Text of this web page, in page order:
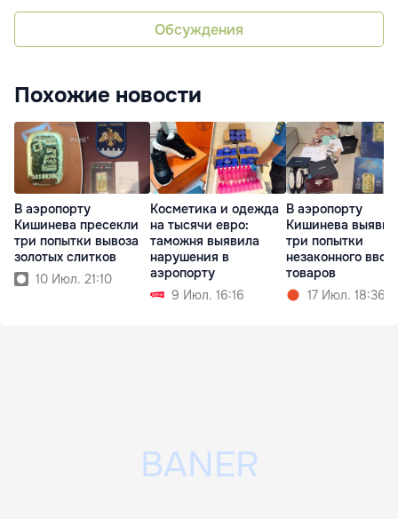
Обсуждения
Похожие новости
В аэропорту
Кишинева пресекли
три попытки вывоза
золотых слитков
10 Июл. 21:10
Косметика и одежда
на тысячи евро:
таможня выявила
нарушения в
аэропорту
9 Июл. 16:16
В аэропорту
Кишинева
три попытки
незаконного
товаров
17 Июл. 18:36